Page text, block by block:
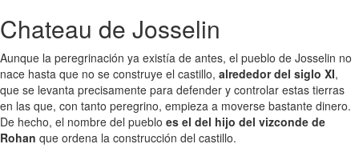
Chateau de Josselin
Aunque la peregrinación ya existía de antes, el pueblo de Josselin no
nace hasta que no se construye el castillo, alrededor del siglo XI,
que se levanta precisamente para defender y controlar estas tierras
en las que, con tanto peregrino, empieza a moverse bastante dinero.
De hecho, el nombre del pueblo es el del hijo del vizconde de
Rohan que ordena la construcción del castillo.